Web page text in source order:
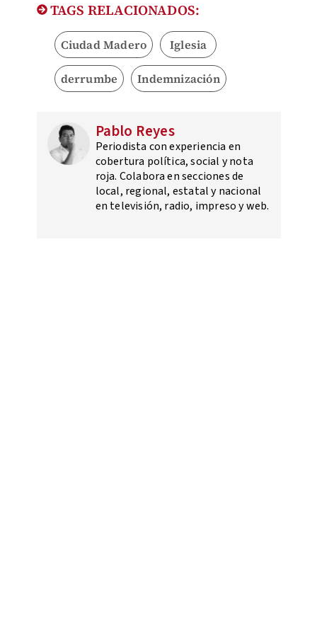
TAGS RELACIONADOS:
Ciudad Madero Iglesia
derrumbe Indemnización
Pablo Reyes
Periodista con experiencia en
cobertura política, social y nota
roja. Colabora en secciones de
local, regional, estatal y nacional
en televisión, radio, impreso y web.